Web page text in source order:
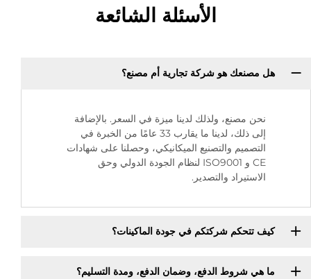
الأسئلة الشائعة
هل مصنعك هو شركة تجارية أم مصنع؟
نحن مصنع، ولذلك لدينا ميزة في السعر. بالإضافة
إلى ذلك، لدينا ما يقارب 33 عامًا من الخبرة في
التصميم والتصنيع الميكانيكي، وحصلنا على شهادات
CE و ISO9001 لنظام الجودة الدولي وحق
الاستيراد والتصدير.
كيف تتحكم شركتكم في جودة الماكينات؟
ما هي شروط الدفع، وضمان الدفع، ومدة التسليم؟